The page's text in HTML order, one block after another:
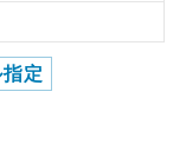
定
制限があるコース
ので、ご出発の計